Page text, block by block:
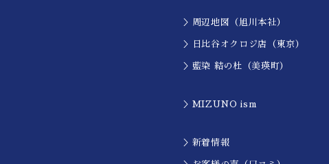
＞周辺地図（旭川本社）
＞日比谷オクロジ店（東京）
＞藍染 結の杜（美瑛町）
＞MIZUNO ism
＞新着情報